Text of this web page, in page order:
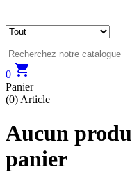
0 
Panier
(0) Article
Aucun
panier